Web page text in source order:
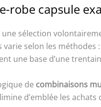
robe capsule
une sélection
varie selon les
une base d’une
de combinaisons
d’emblée les